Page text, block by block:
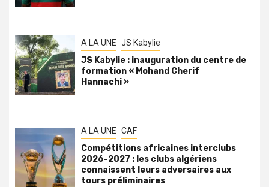
A LA UNE JS Kabylie
JS Kabylie : inauguration du centre de
formation « Mohand Cherif
Hannachi »
A LA UNE CAF
Compétitions africaines interclubs
2026-2027 : les clubs algériens
connaissent leurs adversaires aux
tours préliminaires